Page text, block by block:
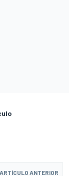
ARTÍCULO ANTERIOR